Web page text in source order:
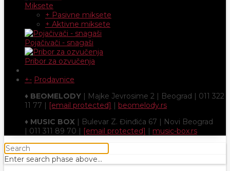
Miksete
+ Pasivne miksete
+ Aktivne miksete
Pojačivači - snagaši
Pribor za ozvučenja
+- Prodavnice
♦ BEOMELODY | Majke Jevrosime 2 | Beograd | 011 322
11 77 | [email protected] | beomelody.rs
♦ MUSIC BOX | Bulevar Z. Đinđića 67 | Novi Beograd
| 011 311 89 70 | [email protected] | music-box.rs
Enter search phase above...